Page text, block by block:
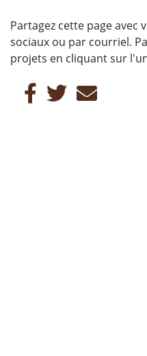
Partagez cette page avec
sociaux ou par courriel.
projets en cliquant sur